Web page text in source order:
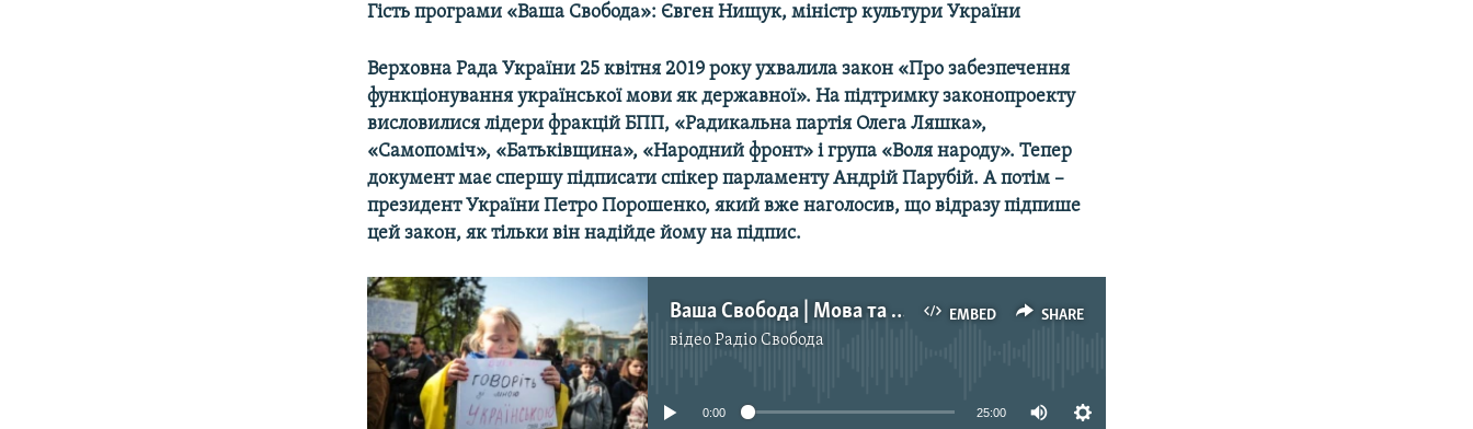
Гість програми «Ваша Свобода»: Євген Нищук, міністр культури України
Верховна Рада України 25 квітня 2019 року ухвалила закон «Про забезпечення
функціонування української мови як державної». На підтримку законопроекту
висловилися лідери фракцій БПП, «Радикальна партія Олега Ляшка»,
«Самопоміч», «Батьківщина», «Народний фронт» і група «Воля народу». Тепер
документ має спершу підписати спікер парламенту Андрій Парубій. А потім –
президент України Петро Порошенко, який вже наголосив, щовідразу підпише
цей закон, як тільки він надійде йому на підпис​.
EMBED SHARE
Ваша Свобода | Мова та закон. Міністр культури Нищук в гостях у Портникова
відеоРадіо Свобода
No media source currently available
0:00 25:00